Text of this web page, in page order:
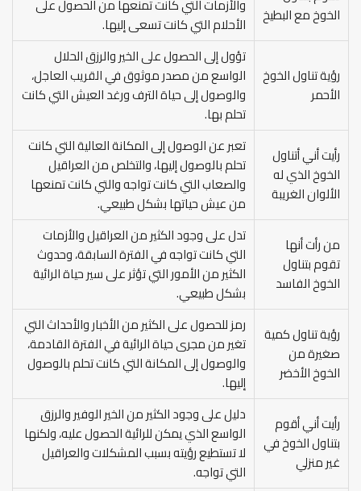
الخوخ مع البطيخ
والأزمات التي كانت تمنعها من الحصول على
الأحلام التي كانت تسعى إليها.
رؤية تناول الخوخ
الأحمر
تؤول إلى الحصول على الخير والرزق الحلال
الواسع من مصدر موثوق في القريب العاجل،
والوصول إلى حياة الترف ورغد العيش التي كانت
تحلم بها.
رأيت أني أتناول
الخوخ الذي له
الألوان الغريبة
تعبر عن الوصول إلى المكانة العالية التي كانت
تحلم بالوصول إليها، والتخلص من العراقيل
والصعاب التي كانت تواجه والتي كانت تمنعها
من عيش حياتها بشكل طبيعي.
من رأت أنها
تقوم بتناول
الخوخ الفاسد
تدل على وجود الكثير من العراقيل والأزمات
التي كانت تواجه في الفترة السابقة، وحدوث
الكثير من الأمور التي تؤثر على سير حياة الرائية
بشكل طبيعي.
رؤية تناول كمية
صغيرة من
الخوخ الأخضر
رمز للحصول على الكثير من الأخبار والأحداث التي
تغير من مجرى حياة الرائية في الفترة القادمة،
والوصول إلى المكانة التي كانت تحلم بالوصول
إليها.
رأيت أني أقوم
بتناول الخوخ في
غير منزلي
دليل على وجود الكثير من الخير الوفير والرزق
الواسع الذي يمكن للرائية الحصول عليه، ولكنها
لا تستطيع رؤيته بسبب المشكلات والعراقيل
التي تواجه.